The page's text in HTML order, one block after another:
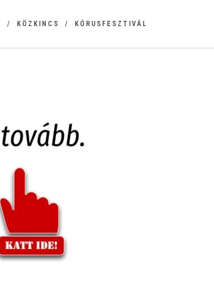
KÖZKINCS KÓRUSFESZTIVÁL